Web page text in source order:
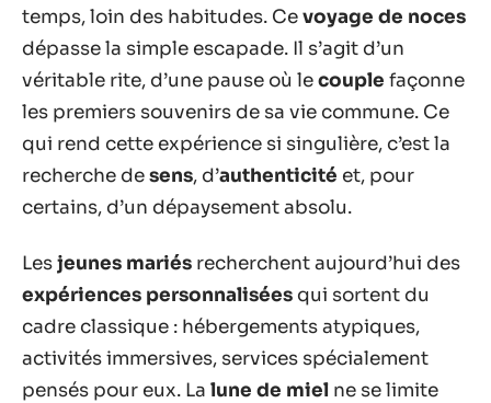
temps, loin des habitudes. Cevoyage de noces
dépasse la simple escapade. Il s’agit d’un
véritable rite, d’une pause où lecouple façonne
les premiers souvenirs de sa vie commune. Ce
qui rend cette expérience si singulière, c’est la
recherche desens, d’authenticité et, pour
certains, d’un dépaysement absolu.
Lesjeunes mariés recherchent aujourd’hui des
expériences personnalisées qui sortent du
cadre classique : hébergements atypiques,
activités immersives, services spécialement
pensés pour eux. La lune de miel ne se limite